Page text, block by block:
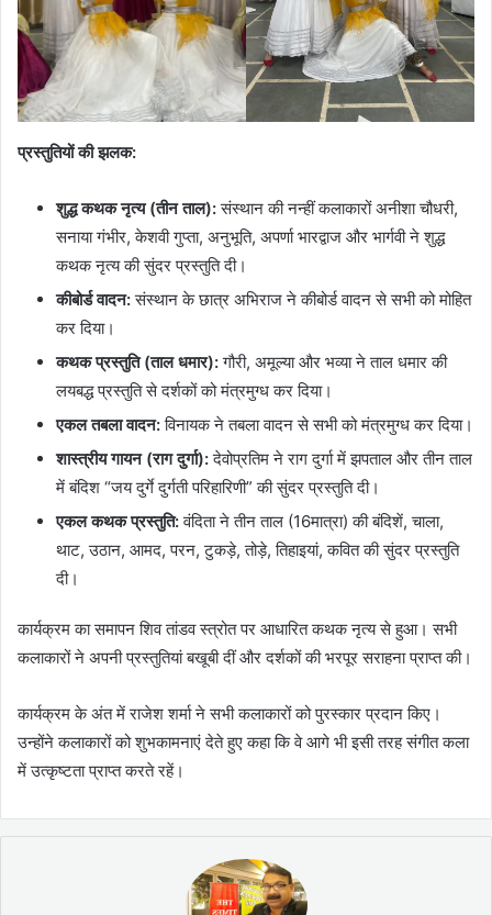
प्रस्तुतियों की झलक:
शुद्ध कथक नृत्य (तीन ताल):संस्थान की नन्हीं कलाकारों अनीशा चौधरी,
सनाया गंभीर, केशवी गुप्ता, अनुभूति, अपर्णा भारद्वाज और भार्गवी ने शुद्ध
कथक नृत्य की सुंदर प्रस्तुति दी।
कीबोर्ड वादन:संस्थान के छात्र अभिराज ने कीबोर्ड वादन से सभी को मोहित
कर दिया।
कथक प्रस्तुति (ताल धमार):गौरी, अमूल्या और भव्या ने ताल धमार की
लयबद्ध प्रस्तुति से दर्शकों को मंत्रमुग्ध कर दिया।
एकल तबला वादन:विनायक ने तबला वादन से सभी को मंत्रमुग्ध कर दिया।
शास्त्रीय गायन (राग दुर्गा):देवोप्रतिम ने राग दुर्गा में झपताल और तीन ताल
में बंदिश “जय दुर्गे दुर्गती परिहारिणी” की सुंदर प्रस्तुति दी।
एकल कथक प्रस्तुति:वंदिता ने तीन ताल (16मात्रा) की बंदिशें, चाला,
थाट, उठान, आमद, परन, टुकड़े, तोड़े, तिहाइयां, कवित की सुंदर प्रस्तुति
दी।
कार्यक्रम का समापन शिव तांडव स्त्रोत पर आधारित कथक नृत्य से हुआ। सभी
कलाकारों ने अपनी प्रस्तुतियां बखूबी दीं और दर्शकों की भरपूर सराहना प्राप्त की।
कार्यक्रम के अंत में राजेश शर्मा ने सभी कलाकारों को पुरस्कार प्रदान किए।
उन्होंने कलाकारों को शुभकामनाएं देते हुए कहा कि वे आगे भी इसी तरह संगीत कला
में उत्कृष्टता प्राप्त करते रहें।